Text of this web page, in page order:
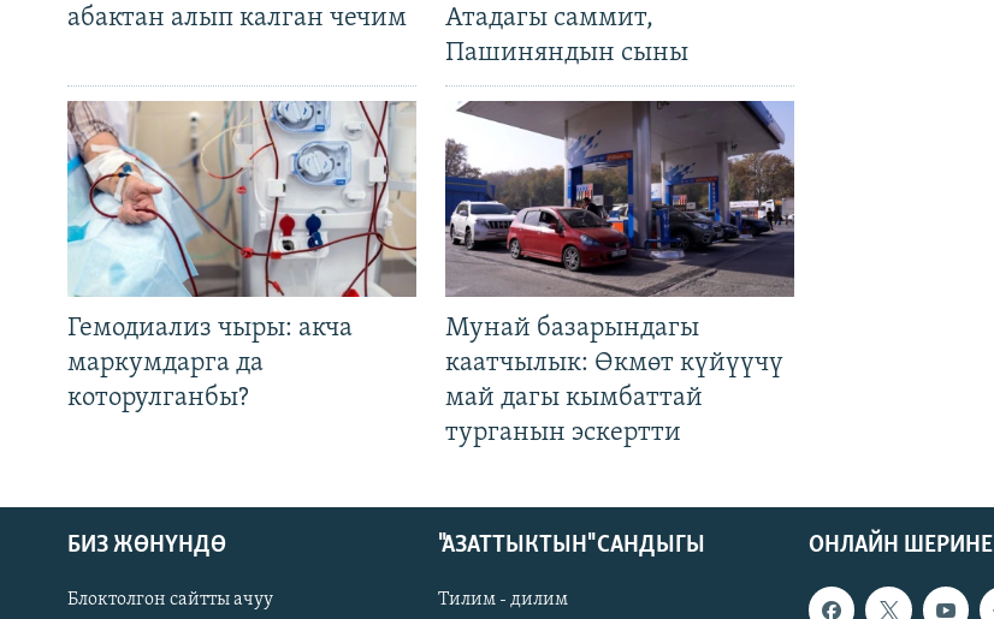
абактан алып калган чечим
Атадагы саммит,
Пашиняндын сыны
Гемодиализ чыры: акча
маркумдарга да
которулганбы?
Мунай базарындагы
каатчылык: Өкмөт күйүүчү
май дагы кымбаттай
турганын эскертти
ОНЛАЙН ШЕРИНЕ
БИЗ ЖӨНҮНДӨ
Блоктолгон сайтты ачуу
"АЗАТТЫКТЫН" САНДЫГЫ
Тилим - дилим